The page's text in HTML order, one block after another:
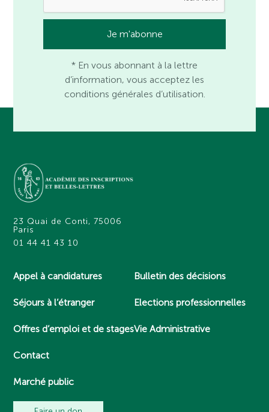
* En vous abonnant à la lettre
d’information, vous acceptez les
conditions générales d’utilisation.
23 Quai de Conti, 75006
Paris
01 44 41 43 10
Appel à candidatures
Séjours à l’étranger
Offres d’emploi et de stages
Contact
Marché public
Bulletin des décisions
Elections professionnelles
Vie Administrative